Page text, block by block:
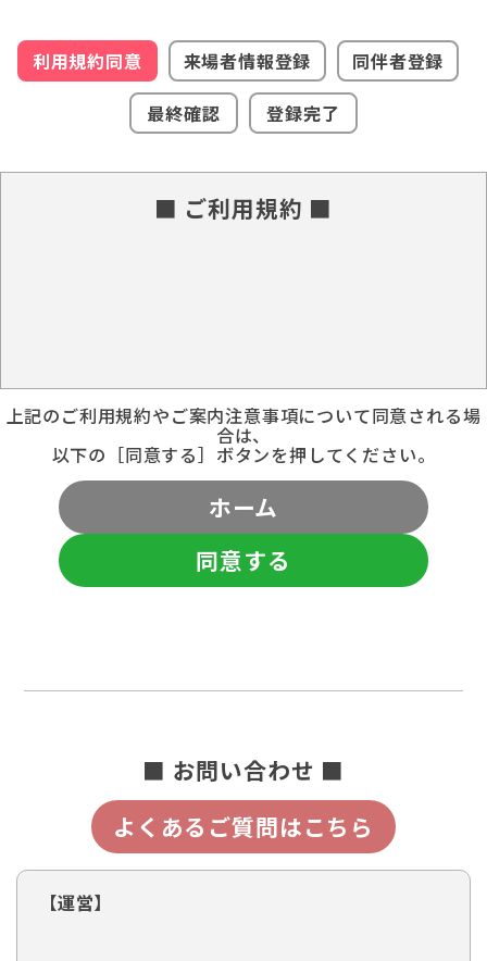
利用規約同意 来場者情報登録
同伴者登録
最終確認
登録完了
■ ご利用規約 ■
上記のご利用規約やご案内注意事項について同意される場
合は、
以下の［同意する］ボタンを押してください。
ホーム
同意する
■ お問い合わせ ■
よくあるご質問はこちら
【運営】